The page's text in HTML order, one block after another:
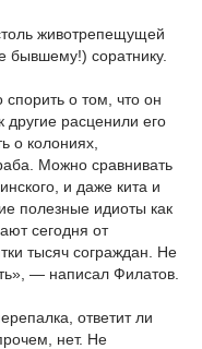
животрепещущей
бывшему!) соратнику.
о том, что он
другие расценили его
о колониях,
Можно сравнивать
и даже кита и
полезные идиоты как
сегодня от
тысяч сограждан. Не
— написал Филатов.
ответит ли
нет. Не